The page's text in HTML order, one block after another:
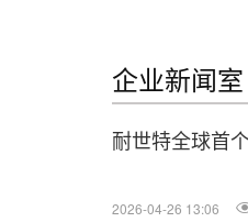
企业新闻室
耐世特全球首
2026-04-26 13:06